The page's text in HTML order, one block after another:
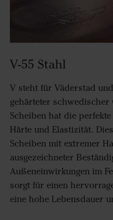
V-55 Stahl
V steht für Väderstad
gehärteter
Scheiben hat die
Härte und Elastizität.
Scheiben mit extremer
ausgezeichneter
Außeneinwirkungen im
sorgt für einen
eine hohe Lebensdauer